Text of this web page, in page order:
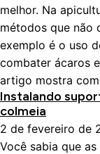
melhor. Na
métodos que não
exemplo é o uso
combater ácaros
artigo mostra
Instalando
colmeia
2 de fevereiro de
Você sabia que